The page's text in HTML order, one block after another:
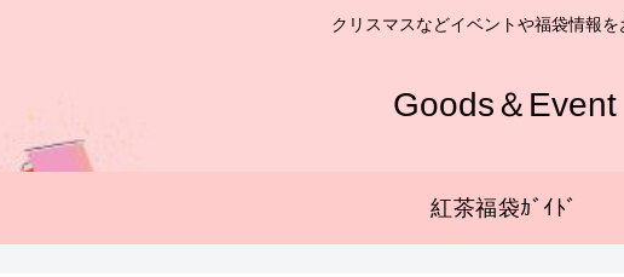
クリスマスなどイベントや福袋情報を
Goods＆Event
紅茶福袋ｶﾞｲﾄﾞ